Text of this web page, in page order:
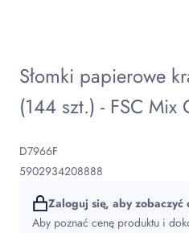
Słomki papierowe
(144 szt.) - FSC Mix
D7966F
5902934208888
Zaloguj się, aby zobaczyć
Aby poznać cenę produktu i